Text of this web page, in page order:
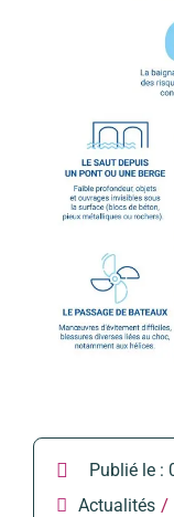
Publié le :
Actualités /